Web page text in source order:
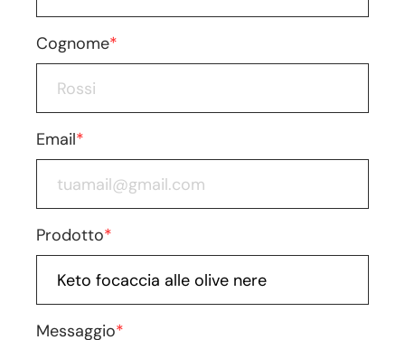
Cognome*
Email*
Prodotto*
Messaggio*